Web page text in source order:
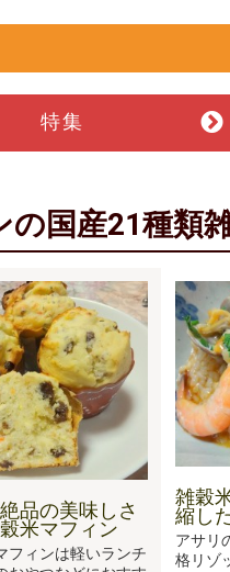
特集
の国産21種類
品の美味しさ
米マフィン
フィンは軽いランチ
雑穀
縮し
アサリ
格リゾ